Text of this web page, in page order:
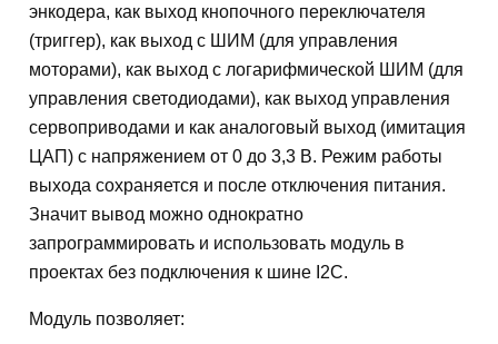
энкодера, как выход кнопочного переключателя
(триггер), как выход с ШИМ (для управления
моторами), как выход с логарифмической ШИМ (для
управления светодиодами), как выход управления
сервоприводами и как аналоговый выход (имитация
ЦАП) с напряжением от 0 до 3,3 В. Режим работы
выхода сохраняется и после отключения питания.
Значит вывод можно однократно
запрограммировать и использовать модуль в
проектах без подключения к шине I2C.
Модуль позволяет: